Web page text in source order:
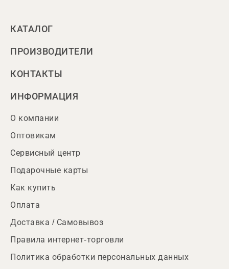
КАТАЛОГ
ПРОИЗВОДИТЕЛИ
КОНТАКТЫ
ИНФОРМАЦИЯ
О компании
Оптовикам
Сервисный центр
Подарочные карты
Как купить
Оплата
Доставка / Самовывоз
Правила интернет-торговли
Политика обработки персональных данных